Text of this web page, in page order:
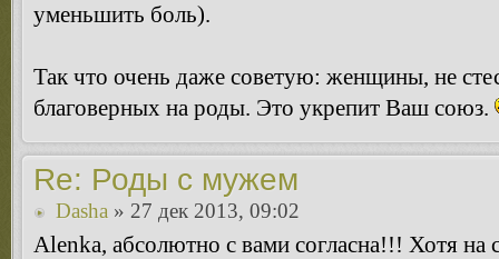
уменьшить боль).
Так что очень даже советую: женщины, не
благоверных на роды. Это укрепит Ваш союз.
Re: Роды с мужем
Dasha » 27 дек 2013, 09:02
Alenka, абсолютно с вами согласна!!! Хотя на